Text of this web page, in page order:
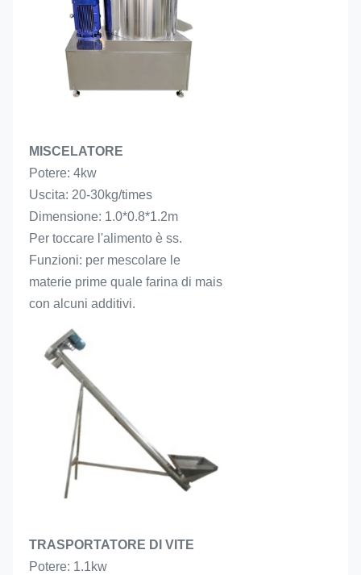
MISCELATORE
Potere: 4kw
Uscita: 20-30kg/times
Dimensione: 1.0*0.8*1.2m
Per toccare l'alimento è ss.
Funzioni: per mescolare le
materie prime quale farina di mais
con alcuni additivi.
TRASPORTATORE DI VITE
Potere: 1.1kw